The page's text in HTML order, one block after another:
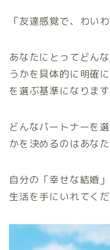
「友達感覚で、わい
あなたにとってどん
うかを具体的に明確
を選ぶ基準になります
どんなパートナーを
かを決めるのはあなた
自分の「幸せな結婚
生活を手にいれてくだ